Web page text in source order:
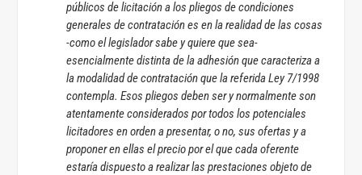
públicos de licitación a los pliegos de condiciones
generales de contratación es en la realidad de las cosas
-como el legislador sabe y quiere que sea-
esencialmente distinta de la adhesión que caracteriza a
la modalidad de contratación que la referida Ley 7/1998
contempla. Esos pliegos deben ser y normalmente son
atentamente considerados por todos los potenciales
licitadores en orden a presentar, o no, sus ofertas y a
proponer en ellas el precio por el que cada oferente
estaría dispuesto a realizar las prestaciones objeto de